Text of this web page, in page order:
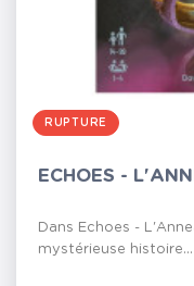
RUPTURE
ECHOES -
Dans Echoes -
mystérieuse histoire...